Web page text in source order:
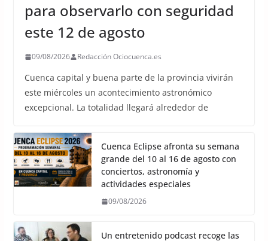
para observarlo con seguridad
este 12 de agosto
09/08/2026 Redacción Ociocuenca.es
Cuenca capital y buena parte de la provincia vivirán
este miércoles un acontecimiento astronómico
excepcional. La totalidad llegará alrededor de
Cuenca Eclipse afronta su semana
grande del 10 al 16 de agosto con
conciertos, astronomía y
actividades especiales
09/08/2026
Un entretenido podcast recoge las